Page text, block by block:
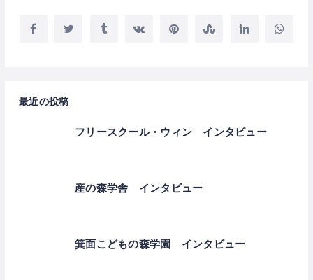
最近の投稿
フリースクール・ウィン インタビュー
産の森学舎 インタビュー
箕面こどもの森学園 インタビュー